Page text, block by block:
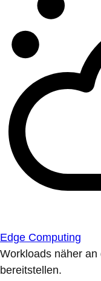
Edge Computing
Workloads näher
bereitstellen.